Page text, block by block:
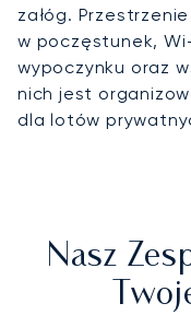
załóg.
w poczęstunek,
wypoczynku oraz
nich jest
dla lotów
Nasz